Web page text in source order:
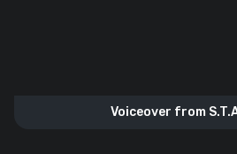
Voiceover from